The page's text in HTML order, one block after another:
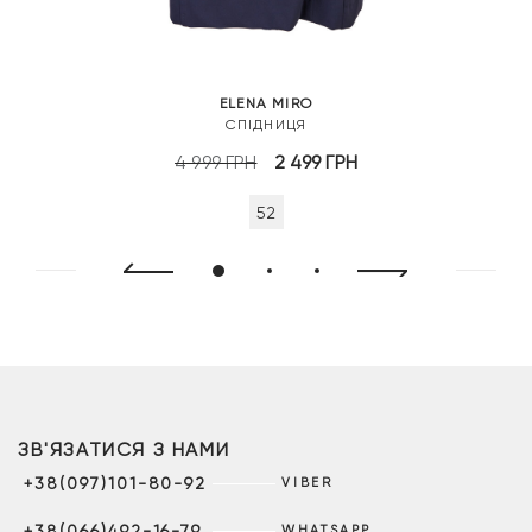
ELENA MIRO
СПІДНИЦЯ
4 999ГРН
Оригінальна
4
2 499ГРН
52
ЗВ'ЯЗАТИСЯ З НАМИ
+38(097)101-80-92 VIBER